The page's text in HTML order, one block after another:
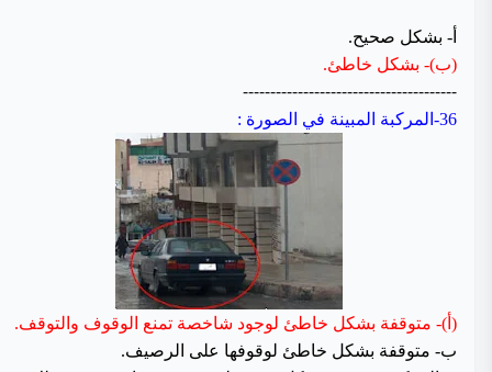
أ- بشكل صحيح.
(ب)- بشكل خاطئ.
---------------------------------------
36-المركبة المبينة في الصورة :
(أ)- متوقفة بشكل خاطئ لوجود شاخصة تمنع الوقوف والتوقف.
ب- متوقفة بشكل خاطئ لوقوفها على الرصيف.